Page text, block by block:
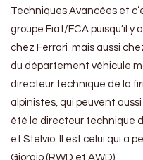
Techniques Avancées et
groupe Fiat/FCA puisqu’il y
chez Ferrari mais aussi
du département véhicule
directeur technique de la
alpinistes, qui peuvent
été le directeur technique
et Stelvio. Il est celui qui a
Giorgio (RWD et AWD).